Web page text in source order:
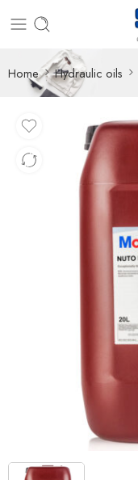
Home Hydraulic oils